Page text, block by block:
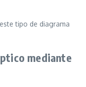
tipo de diagrama
mediante